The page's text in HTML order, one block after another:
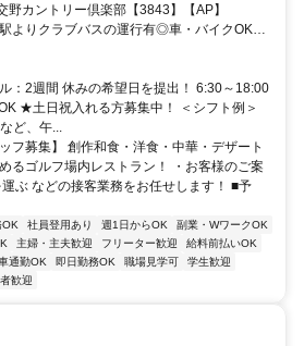
利用OK＆1日4h～の短時間勤務◎シニア・主
払いOK
カントリー倶楽部【3843】【AP】
よりクラブバスの運行有◎車・バイクOK！
で「枚方東IC」～約5分
：2週間 休みの希望日を提出！ 6:30～18:00
★土日祝入れる方募集中！ ＜シフト例＞
ど、午...
フ募集】 創作和食・洋食・中華・デザート
るゴルフ場内レストラン！ ・お客様のご案
ぶ などの接客業務をお任せします！ ■予
OK 社員登用あり 週1日からOK
副業・WワークOK
主婦・主夫歓迎 フリーター歓迎
給料前払いOK
通勤OK 即日勤務OK 職場見学可
学生歓迎
歓迎